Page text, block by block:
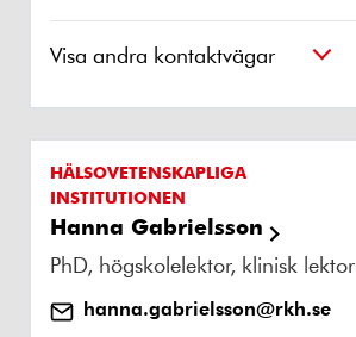
Visa andra kontaktvägar
HÄLSOVETENSKAPLIGA
INSTITUTIONEN
Hanna Gabrielsson
PhD, högskolelektor, klinisk lektor
hanna.gabrielsson@rkh.se